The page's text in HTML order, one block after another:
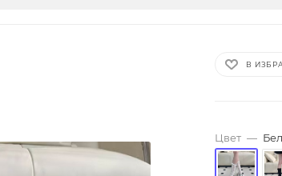
В
Цвет —